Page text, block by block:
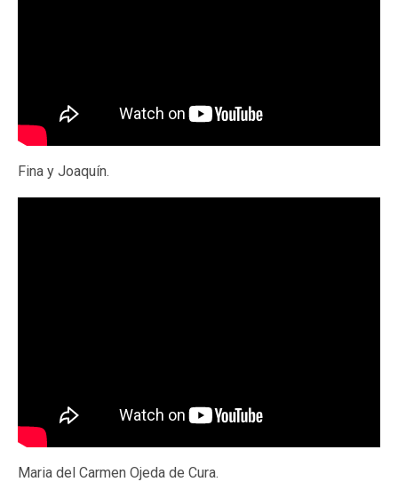
Fina y Joaquín.
Maria del Carmen Ojeda de Cura.